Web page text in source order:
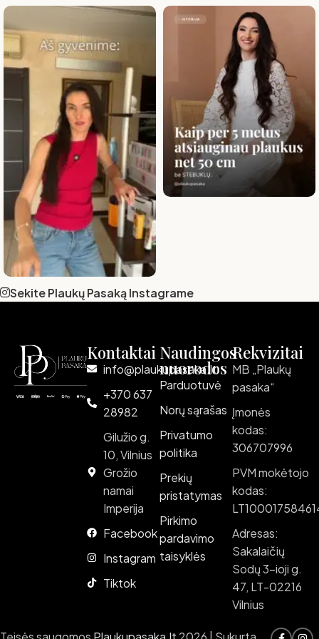
Sekite Plaukų Pasaką Instagrame
Kontaktai
info@plaukupasaka.lt
+370 637
28982
Gilužio g.
10, Vilnius
Grožio
namai
Imperija
Facebook
Instagram
Tiktok
Naudingos
nuorodos
Parduotuvė
Norų sąrašas
Privatumo
politika
Prekių
pristatymas
Pirkimo
pardavimo
taisyklės
Rekvizitai
MB „Plaukų
pasaka“
Įmonės
kodas:
306707996
PVM mokėtojo
kodas:
Adresas:
Sakalaičių
Sodų 3-ioji g.
47, LT-02216
Vilnius